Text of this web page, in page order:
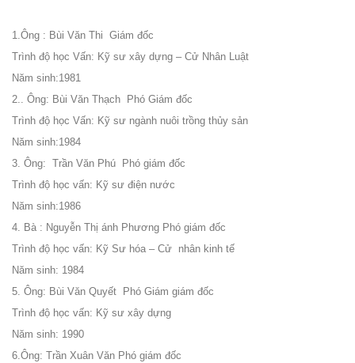
1.Ông : Bùi Văn Thi Giám đốc
Trình độ học Vấn: Kỹ sư xây dựng – Cử Nhân Luật
Năm sinh:1981
2.. Ông: Bùi Văn Thạch Phó Giám đốc
Trình độ học Vấn: Kỹ sư ngành nuôi trồng thủy sản
Năm sinh:1984
3. Ông: Trần Văn Phú Phó giám đốc
Trình độ học vấn: Kỹ sư điện nước
Năm sinh:1986
4. Bà : Nguyễn Thị ánh Phương Phó giám đốc
Trình độ học vấn: Kỹ Sư hóa – Cử nhân kinh tế
Năm sinh: 1984
5. Ông: Bùi Văn Quyết Phó Giám giám đốc
Trình độ học vấn: Kỹ sư xây dựng
Năm sinh: 1990
6.Ông: Trần Xuân Văn Phó giám đốc